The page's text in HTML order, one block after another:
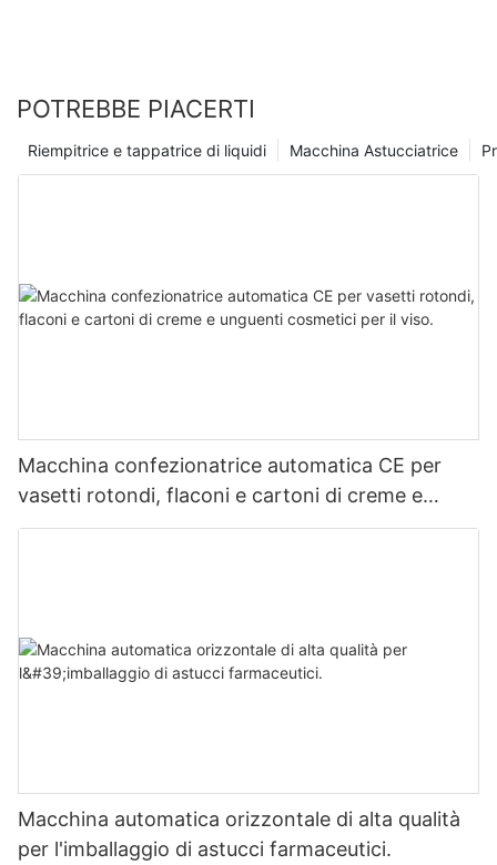
POTREBBE PIACERTI
Macchina Astucciatrice
Riempitrice e tappatrice di liquidi
Macchina confezionatrice automatica CE per
vasetti rotondi, flaconi e cartoni di creme e
unguenti cosmetici per il viso.
Macchina automatica orizzontale di alta qualità
per l'imballaggio di astucci farmaceutici.